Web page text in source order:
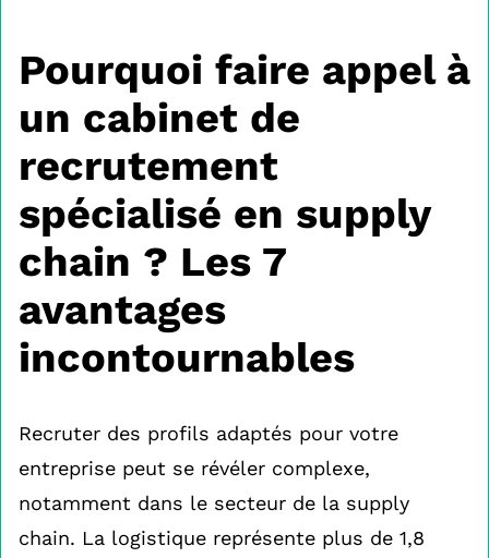
Pourquoi faire appel à
un cabinet de
recrutement
spécialisé en supply
chain ? Les 7
avantages
incontournables
Recruter des profils adaptés pour votre
entreprise peut se révéler complexe,
notamment dans le secteur de la supply
chain. La logistique représente plus de 1,8